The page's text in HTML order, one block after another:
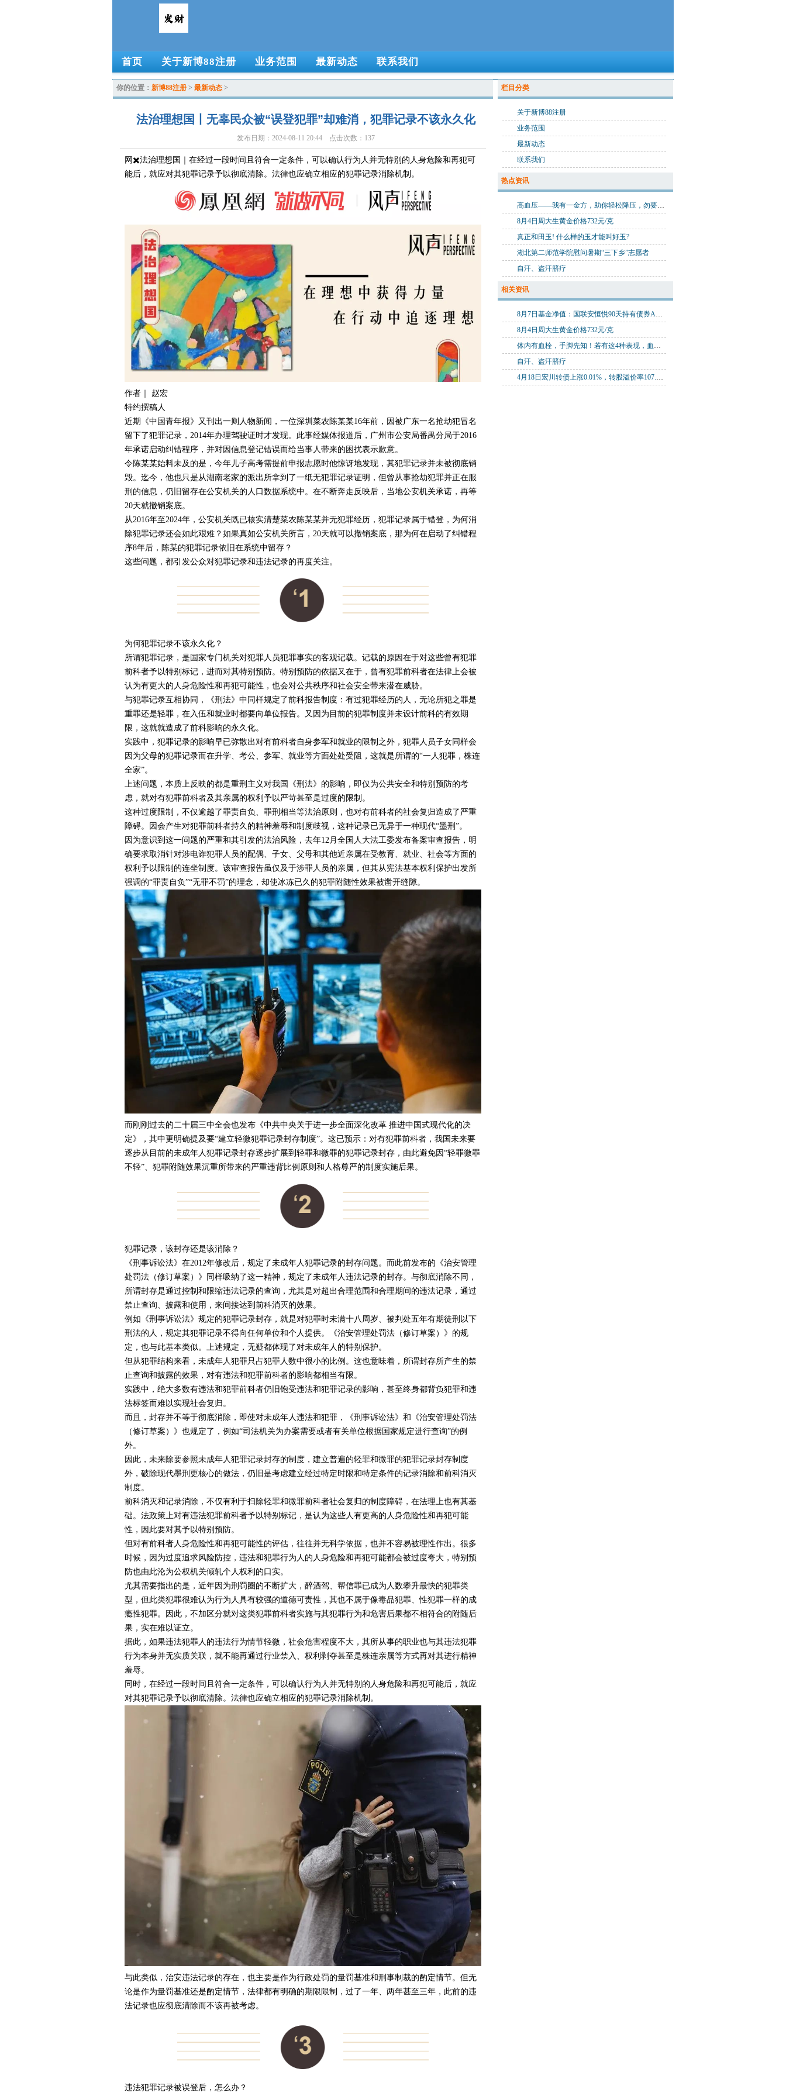
首页 关于新博88注册 业务范围 最新动态 联系我们
你的位置： 新博88注册 > 最新动态 >
法治理想国丨无辜民众被“误登犯罪”却难消，犯罪记录不该永久化
发布日期：2024-08-11 20:44 点击次数：137
网✖️法治理想国｜在经过一段时间且符合一定条件，可以确认行为人并无特别的人身危险和再犯可
能后，就应对其犯罪记录予以彻底清除。法律也应确立相应的犯罪记录消除机制。
作者｜ 赵宏
特约撰稿人
近期《中国青年报》又刊出一则人物新闻，一位深圳菜农陈某某16年前，因被广东一名抢劫犯冒名
留下了犯罪记录，2014年办理驾驶证时才发现。此事经媒体报道后，广州市公安局番禺分局于2016
年承诺启动纠错程序，并对因信息登记错误而给当事人带来的困扰表示歉意。
令陈某某始料未及的是，今年儿子高考需提前申报志愿时他惊讶地发现，其犯罪记录并未被彻底销
毁。迄今，他也只是从湖南老家的派出所拿到了一纸无犯罪记录证明，但曾从事抢劫犯罪并正在服
刑的信息，仍旧留存在公安机关的人口数据系统中。在不断奔走反映后，当地公安机关承诺，再等
20天就撤销案底。
从2016年至2024年，公安机关既已核实清楚菜农陈某某并无犯罪经历，犯罪记录属于错登，为何消
除犯罪记录还会如此艰难？如果真如公安机关所言，20天就可以撤销案底，那为何在启动了纠错程
序8年后，陈某的犯罪记录依旧在系统中留存？
这些问题，都引发公众对犯罪记录和违法记录的再度关注。
为何犯罪记录不该永久化？
所谓犯罪记录，是国家专门机关对犯罪人员犯罪事实的客观记载。记载的原因在于对这些曾有犯罪
前科者予以特别标记，进而对其特别预防。特别预防的依据又在于，曾有犯罪前科者在法律上会被
认为有更大的人身危险性和再犯可能性，也会对公共秩序和社会安全带来潜在威胁。
与犯罪记录互相协同，《刑法》中同样规定了前科报告制度：有过犯罪经历的人，无论所犯之罪是
重罪还是轻罪，在入伍和就业时都要向单位报告。又因为目前的犯罪制度并未设计前科的有效期
限，这就就造成了前科影响的永久化。
实践中，犯罪记录的影响早已弥散出对有前科者自身参军和就业的限制之外，犯罪人员子女同样会
因为父母的犯罪记录而在升学、考公、参军、就业等方面处处受阻，这就是所谓的“一人犯罪，株连
全家”。
上述问题，本质上反映的都是重刑主义对我国《刑法》的影响，即仅为公共安全和特别预防的考
虑，就对有犯罪前科者及其亲属的权利予以严苛甚至是过度的限制。
这种过度限制，不仅逾越了罪责自负、罪刑相当等法治原则，也对有前科者的社会复归造成了严重
障碍。因会产生对犯罪前科者持久的精神羞辱和制度歧视，这种记录已无异于一种现代“墨刑”。
因为意识到这一问题的严重和其引发的法治风险，去年12月全国人大法工委发布备案审查报告，明
确要求取消针对涉电诈犯罪人员的配偶、子女、父母和其他近亲属在受教育、就业、社会等方面的
权利予以限制的连坐制度。该审查报告虽仅及于涉罪人员的亲属，但其从宪法基本权利保护出发所
强调的“罪责自负”“无罪不罚”的理念，却使冰冻已久的犯罪附随性效果被凿开缝隙。
而刚刚过去的二十届三中全会也发布《中共中央关于进一步全面深化改革 推进中国式现代化的决
定》，其中更明确提及要“建立轻微犯罪记录封存制度”。这已预示：对有犯罪前科者，我国未来要
逐步从目前的未成年人犯罪记录封存逐步扩展到轻罪和微罪的犯罪记录封存，由此避免因“轻罪微罪
不轻”、犯罪附随效果沉重所带来的严重违背比例原则和人格尊严的制度实施后果。
犯罪记录，该封存还是该消除？
《刑事诉讼法》在2012年修改后，规定了未成年人犯罪记录的封存问题。而此前发布的《治安管理
处罚法（修订草案）》同样吸纳了这一精神，规定了未成年人违法记录的封存。与彻底消除不同，
所谓封存是通过控制和限缩违法记录的查询，尤其是对超出合理范围和合理期间的违法记录，通过
禁止查询、披露和使用，来间接达到前科消灭的效果。
例如《刑事诉讼法》规定的犯罪记录封存，就是对犯罪时未满十八周岁、被判处五年有期徒刑以下
刑法的人，规定其犯罪记录不得向任何单位和个人提供。《治安管理处罚法（修订草案）》的规
定，也与此基本类似。上述规定，无疑都体现了对未成年人的特别保护。
但从犯罪结构来看，未成年人犯罪只占犯罪人数中很小的比例。这也意味着，所谓封存所产生的禁
止查询和披露的效果，对有违法和犯罪前科者的影响都相当有限。
实践中，绝大多数有违法和犯罪前科者仍旧饱受违法和犯罪记录的影响，甚至终身都背负犯罪和违
法标签而难以实现社会复归。
而且，封存并不等于彻底消除，即使对未成年人违法和犯罪，《刑事诉讼法》和《治安管理处罚法
（修订草案）》也规定了，例如“司法机关为办案需要或者有关单位根据国家规定进行查询”的例
外。
因此，未来除要参照未成年人犯罪记录封存的制度，建立普遍的轻罪和微罪的犯罪记录封存制度
外，破除现代墨刑更核心的做法，仍旧是考虑建立经过特定时限和特定条件的记录消除和前科消灭
制度。
前科消灭和记录消除，不仅有利于扫除轻罪和微罪前科者社会复归的制度障碍，在法理上也有其基
础。法政策上对有违法犯罪前科者予以特别标记，是认为这些人有更高的人身危险性和再犯可能
性，因此要对其予以特别预防。
但对有前科者人身危险性和再犯可能性的评估，往往并无科学依据，也并不容易被理性作出。很多
时候，因为过度追求风险防控，违法和犯罪行为人的人身危险和再犯可能都会被过度夸大，特别预
防也由此沦为公权机关倾轧个人权利的口实。
尤其需要指出的是，近年因为刑罚圈的不断扩大，醉酒驾、帮信罪已成为人数攀升最快的犯罪类
型，但此类犯罪很难认为行为人具有较强的道德可责性，其也不属于像毒品犯罪、性犯罪一样的成
瘾性犯罪。因此，不加区分就对这类犯罪前科者实施与其犯罪行为和危害后果都不相符合的附随后
果，实在难以证立。
据此，如果违法犯罪人的违法行为情节轻微，社会危害程度不大，其所从事的职业也与其违法犯罪
行为本身并无实质关联，就不能再通过行业禁入、权利剥夺甚至是株连亲属等方式再对其进行精神
羞辱。
同时，在经过一段时间且符合一定条件，可以确认行为人并无特别的人身危险和再犯可能后，就应
对其犯罪记录予以彻底清除。法律也应确立相应的犯罪记录消除机制。
与此类似，治安违法记录的存在，也主要是作为行政处罚的量罚基准和刑事制裁的酌定情节。但无
论是作为量罚基准还是酌定情节，法律都有明确的期限限制，过了一年、两年甚至三年，此前的违
法记录也应彻底清除而不该再被考虑。
违法犯罪记录被误登后，怎么办？
栏目分类
关于新博88注册
业务范围
最新动态
联系我们
热点资讯
高血压——我有一金方，助你轻松降压，勿要错过
8月4日周大生黄金价格732元/克
真正和田玉! 什么样的玉才能叫好玉?
湖北第二师范学院慰问暑期“三下乡”志愿者
自汗、盗汗脐疗
相关资讯
8月7日基金净值：国联安恒悦90天持有债券A最新净值1.0877，涨0.01%
8月4日周大生黄金价格732元/克
体内有血栓，手脚先知！若有这4种表现，血管可能堵塞了
自汗、盗汗脐疗
4月18日宏川转债上涨0.01%，转股溢价率107.07%